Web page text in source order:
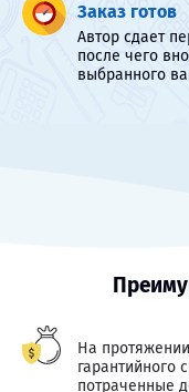
Заказ готов
Автор сдает
после чего
выбранного
На
гарантийного
потраченные